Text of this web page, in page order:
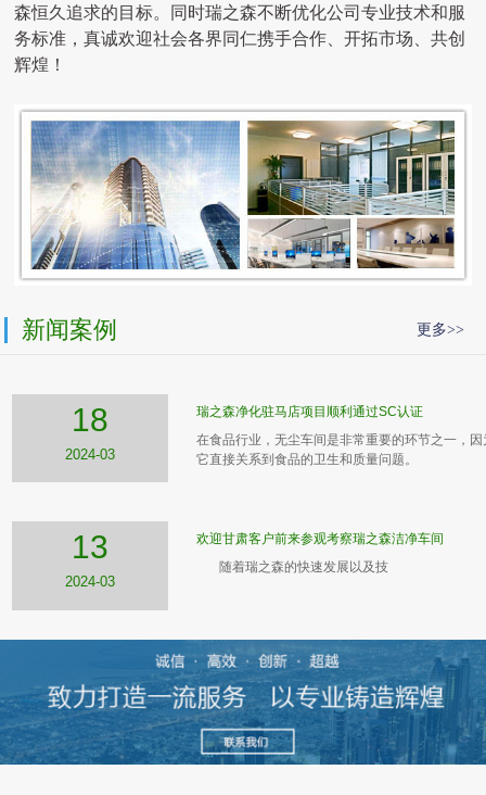
森恒久追求的目标。同时瑞之森不断优化公司专业技术和服
务标准，真诚欢迎社会各界同仁携手合作、开拓市场、共创
辉煌！
新闻案例 更多>>
18
2024-03
瑞之森净化驻马店项目顺利通过SC认证
在食品行业，无尘车间是非常重要的环节之一，因
它直接关系到食品的卫生和质量问题。
13
2024-03
欢迎甘肃客户前来参观考察瑞之森洁净车间
随着瑞之森的快速发展以及技